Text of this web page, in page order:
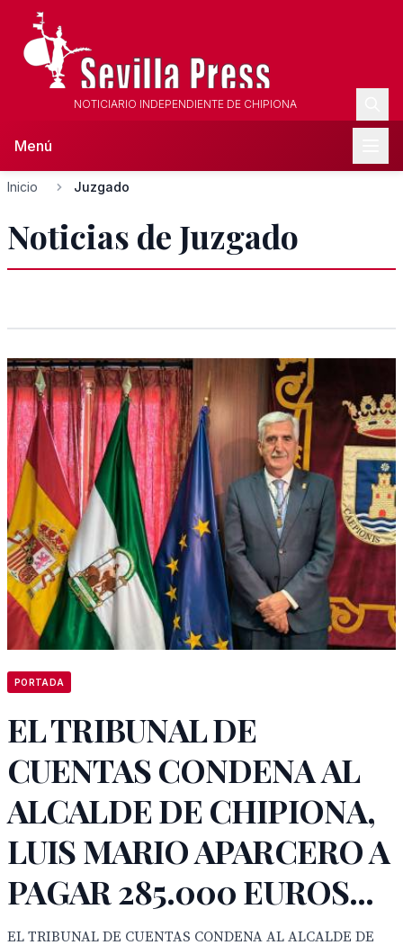
NOTICIARIO INDEPENDIENTE DE CHIPIONA
Menú
Inicio Juzgado
Noticias de Juzgado
PORTADA
EL TRIBUNAL DE
CUENTAS CONDENA AL
ALCALDE DE CHIPIONA,
LUIS MARIO APARCERO A
PAGAR 285.000 EUROS...
EL TRIBUNAL DE CUENTAS CONDENA AL ALCALDE DE